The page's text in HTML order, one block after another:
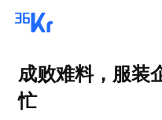
成败难料，服装
忙